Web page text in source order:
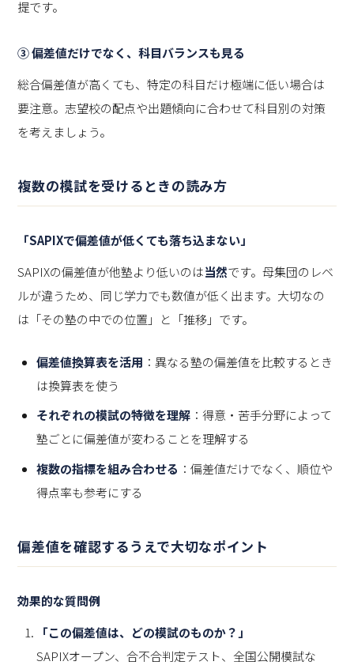
提です。
③ 偏差値だけでなく、科目バランスも見る
総合偏差値が高くても、特定の科目だけ極端に低い場合は
要注意。志望校の配点や出題傾向に合わせて科目別の対策
を考えましょう。
複数の模試を受けるときの読み方
「SAPIXで偏差値が低くても落ち込まない」
SAPIXの偏差値が他塾より低いのは当然です。母集団のレベ
ルが違うため、同じ学力でも数値が低く出ます。大切なの
は「その塾の中での位置」と「推移」です。
偏差値換算表を活用 ：異なる塾の偏差値を比較するとき
は換算表を使う
それぞれの模試の特徴を理解 ：得意・苦手分野によって
塾ごとに偏差値が変わることを理解する
複数の指標を組み合わせる ：偏差値だけでなく、順位や
得点率も参考にする
偏差値を確認するうえで大切なポイント
効果的な質問例
「この偏差値は、どの模試のものか？」
SAPIXオープン、合不合判定テスト、全国公開模試な